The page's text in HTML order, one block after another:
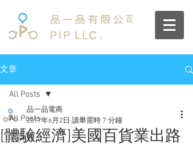
文章
All Posts
雲計算
All Posts
[體驗經濟]美國百貨業出路
品一品電商
2017年6月2日 讀畢需時 7 分鐘